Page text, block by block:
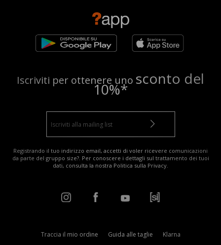
Iscriviti per ottenere uno sconto del
10%*
Registrando il tuo indirizzo email, accetti di voler ricevere comunicazioni
da parte del gruppo size?. Per conoscere i dettagli sul trattamento dei tuoi
dati, consulta la nostra Politica sulla Privacy.
Traccia il mio ordine Guida alle taglie
Klarna